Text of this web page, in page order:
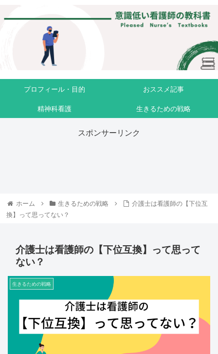
プロフィール・目的
おススメ記事
精神科看護
生きるための戦略
スポンサーリンク
ホーム 生きるための戦略
介護士は看護師の【下位互
換】って思ってない？
介護士は看護師の【下位互換】って思って
ない？
生きるための戦略